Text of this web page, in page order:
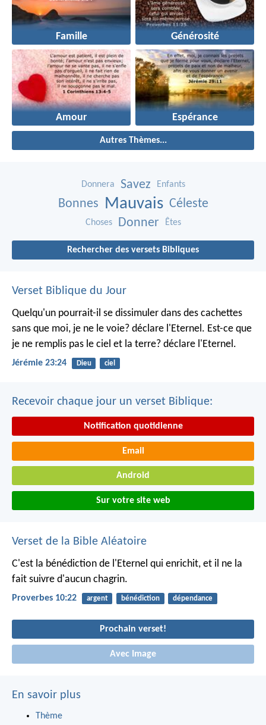
Famille Générosité
Amour Espérance
Autres Thèmes...
Donnera Savez Enfants
Bonnes Mauvais Céleste
Choses Donner Êtes
Rechercher des versets Bibliques
Verset Biblique du Jour
Quelqu'un pourrait-il se dissimuler dans des cachettes
sans que moi, je ne le voie? déclare l'Eternel. Est-ce que
je ne remplis pas le ciel et la terre? déclare l'Eternel.
Jérémie 23:24 Dieu ciel
Recevoir chaque jour un verset Biblique:
Notification quotidienne
Email
Android
Sur votre site web
Verset de la Bible Aléatoire
C'est la bénédiction de l'Eternel qui enrichit, et il ne la
fait suivre d'aucun chagrin.
Proverbes 10:22 argent bénédiction dépendance
Prochain verset!
Avec Image
En savoir plus
Thème